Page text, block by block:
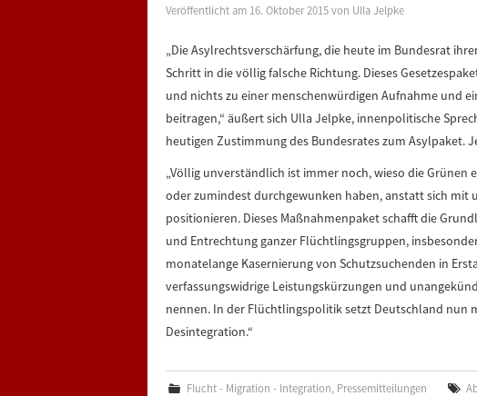
Veröffentlicht am 16. Oktober 2015 von Ulla Jelpke
„Die Asylrechtsverschärfung, die heute im Bundesrat
Schritt in die völlig falsche Richtung. Dieses
und nichts zu einer menschenwürdigen Aufnahme und
beitragen,“ äußert sich Ulla Jelpke, innenpolitische
heutigen Zustimmung des Bundesrates zum Asylpaket.
„Völlig unverständlich ist immer noch, wieso die
oder zumindest durchgewunken haben, anstatt sich mit
positionieren. Dieses Maßnahmenpaket schafft die
und Entrechtung ganzer Flüchtlingsgruppen,
monatelange Kasernierung von Schutzsuchenden in
verfassungswidrige Leistungskürzungen und
nennen. In der Flüchtlingspolitik setzt Deutschland nun
Desintegration.“
Flucht - Migration - Integration, Pressemitteilungen